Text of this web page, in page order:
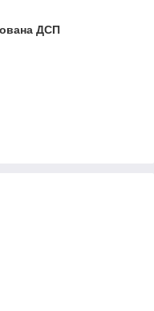
ДСП